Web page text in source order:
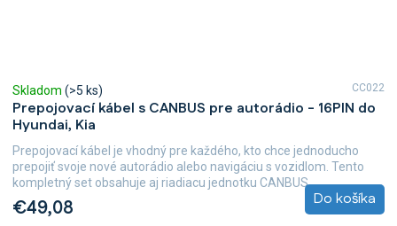
Prepojovací kábel s CANBUS pre autorádio - 16PIN do
Hyundai, Kia
Skladom (>5 ks)
€49,08 Do košíka
Prepojovací kábel je vhodný pre každého, kto chce jednoducho
prepojiť svoje nové autorádio alebo navigáciu s vozidlom. Tento
kompletný set obsahuje aj riadiacu jednotku CANBUS,...
CC022